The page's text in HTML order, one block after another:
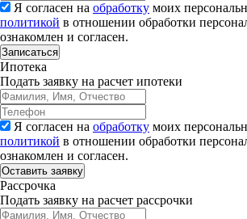
Я согласен на обработку моих
политикой в отношении обработки
ознакомлен и согласен.
Записаться
Ипотека
Подать заявку на расчет ипотеки
Я согласен на обработку моих
политикой в отношении обработки
ознакомлен и согласен.
Рассрочка
Подать заявку на расчет рассрочки